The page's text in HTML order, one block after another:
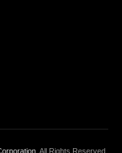
. All Rights Reserved.